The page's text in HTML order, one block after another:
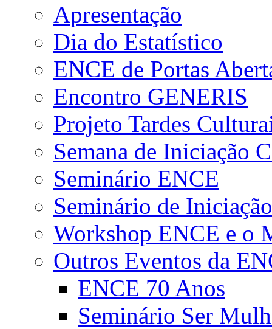
Apresentação
Dia do Estatístico
ENCE de Portas
Encontro GENERIS
Projeto Tardes
Semana de Iniciação
Seminário ENCE
Seminário de
Workshop ENCE e o
Outros Eventos da
ENCE 70 Anos
Seminário Ser